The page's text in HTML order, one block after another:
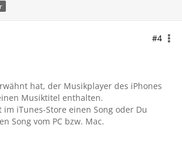
#4
hat, der Musikplayer des iPhones
Musiktitel enthalten.
im iTunes-Store einen Song oder Du
Song vom PC bzw. Mac.